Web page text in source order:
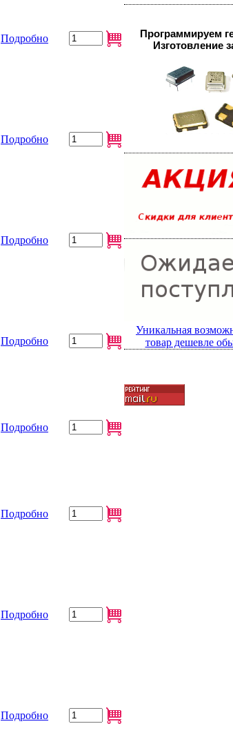
Подробно
Подробно
Подробно
Подробно
Подробно
Подробно
Подробно
Подробно
Программируем
Изготовление
Уникальная
товар дешевле